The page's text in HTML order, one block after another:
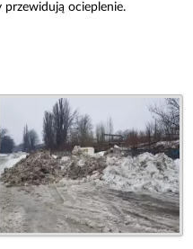
ocieplenie.